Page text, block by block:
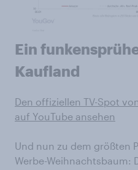
Ein
Kaufland
Den offiziellen TV-Spot
auf YouTube ansehen
Und nun zu dem größten
Werbe-Weihnachtsbaum: